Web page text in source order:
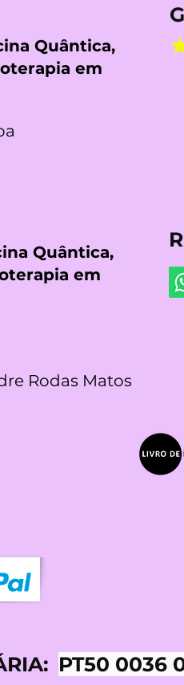
Quântica,
em
Quântica,
em
Rodas Matos
PT50 0036